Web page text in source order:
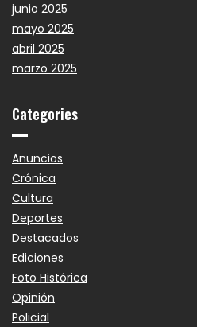
junio 2025
mayo 2025
abril 2025
marzo 2025
Categories
Anuncios
Crónica
Cultura
Deportes
Destacados
Ediciones
Foto Histórica
Opinión
Policial